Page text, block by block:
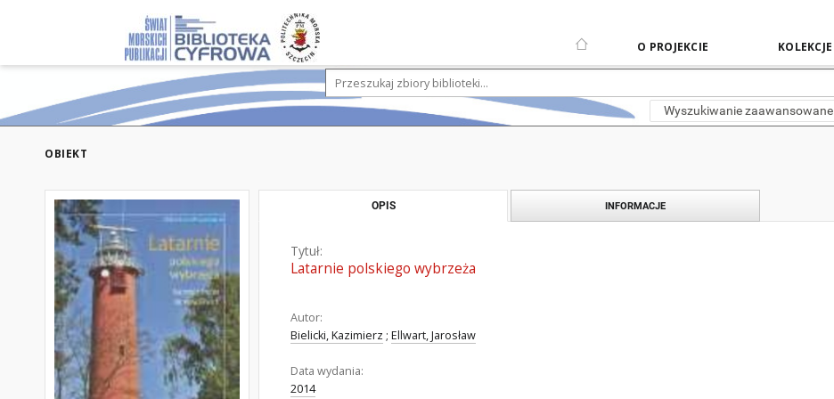
O PROJEKCIE KOLEKCJE
Wyszukiwanie zaawansowane
OBIEKT
OPIS INFORMACJE
Tytuł:
Latarnie polskiego wybrzeża
Autor:
Bielicki, Kazimierz ; Ellwart, Jarosław
Data wydania:
2014